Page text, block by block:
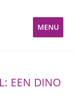
MENU
EEN DINO